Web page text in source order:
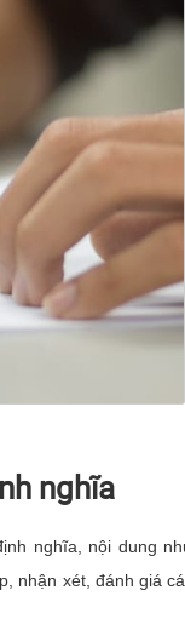
nghĩa
nghĩa, nội dung
nhận xét, đánh giá